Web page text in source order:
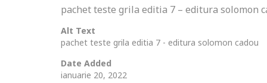
pachet teste grila editia 7 – editura solomon
Alt Text
pachet teste grila editia 7 - editura solomon cadou
Date Added
ianuarie 20, 2022